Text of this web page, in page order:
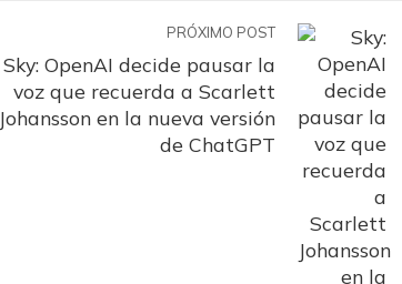
PRÓXIMO POST
Sky: OpenAI decide pausar la
voz que recuerda a Scarlett
Johansson en la nueva versión
de ChatGPT